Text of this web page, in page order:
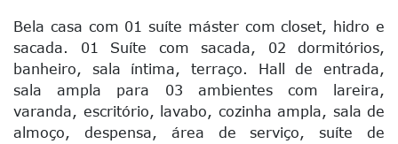
Bela casa com 01 suíte máster com closet, hidro e
sacada. 01 Suíte com sacada, 02 dormitórios,
banheiro, sala íntima, terraço. Hall de entrada,
sala ampla para 03 ambientes com lareira,
varanda, escritório, lavabo, cozinha ampla, sala de
almoço, despensa, área de serviço, suíte de